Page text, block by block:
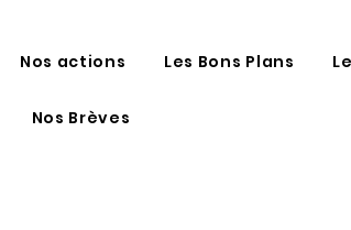
Nos actions Les Bons Plans
Nos Brèves